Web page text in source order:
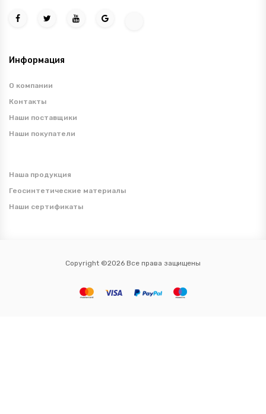
Информация
О компании
Контакты
Наши поставщики
Наши покупатели
Наша продукция
Геосинтетические материалы
Наши сертификаты
Copyright ©2026 Все права защищены